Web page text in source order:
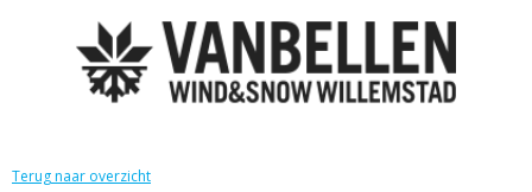
Terug naar overzicht